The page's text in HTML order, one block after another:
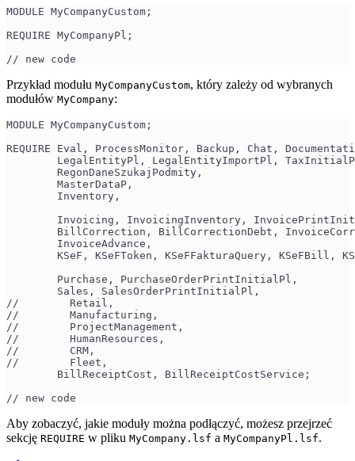
MODULE MyCompanyCustom;
REQUIRE MyCompanyPl;
// new code
Przykład modułu MyCompanyCustom, który zależy od wybranych
modułów MyCompany:
MODULE MyCompanyCustom;
REQUIRE Eval, ProcessMonitor, Backup, Chat,
LegalEntityPl, LegalEntityImportPl,
        RegonDaneSzukajPodmity,
        MasterDataP,
        Inventory,
Invoicing, InvoicingInventory,
BillCorrection, BillCorrectionDebt,
        InvoiceAdvance,
KSeF, KSeFToken, KSeFFakturaQuery, KSeFBill,
        Purchase, PurchaseOrderPrintInitialPl,
        Sales, SalesOrderPrintInitialPl,
//        Retail,
//        Manufacturing,
//        ProjectManagement,
//        HumanResources,
//        CRM,
//        Fleet,
        BillReceiptCost, BillReceiptCostService;
// new code
Aby zobaczyć, jakie moduły można podłączyć, możesz przejrzeć
sekcję REQUIRE w pliku MyCompany.lsf a MyCompanyPl.lsf.